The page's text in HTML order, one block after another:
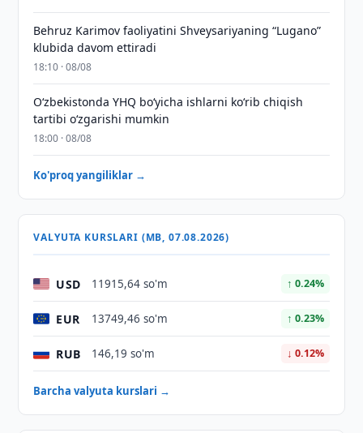
Behruz Karimov faoliyatini Shveysariyaning “Lugano”
klubida davom ettiradi
18:10 · 08/08
O‘zbekistonda YHQ bo‘yicha ishlarni ko‘rib chiqish
tartibi o‘zgarishi mumkin
18:00 · 08/08
Ko'proq yangiliklar →
VALYUTA KURSLARI (MB, 07.08.2026)
USD 11915,64 so'm ↑ 0.24%
EUR 13749,46 so'm ↑ 0.23%
RUB 146,19 so'm ↓ 0.12%
Barcha valyuta kurslari →